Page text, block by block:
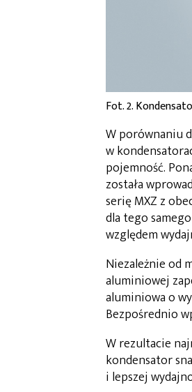
Fot. 2.
W porównaniu
w
pojemność.
została
serię MXZ z
dla tego
względem
Niezależnie od
aluminiowej
aluminiowa o
Bezpośrednio
W rezultacie
kondensator
i lepszej